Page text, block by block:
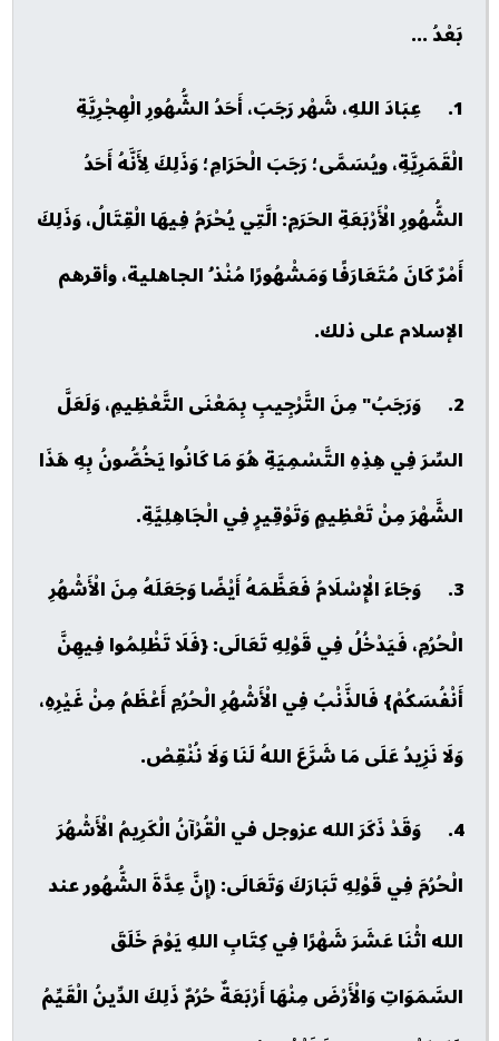
بَعْدُ ...
1. عِبَادَ اللهِ، شَهْر رَجَبَ، أَحَدُ الشُّهُورِ الْهِجْرِيَّةِ
الْقَمَرِيَّةِ، ويُسَمَّى؛ رَجَبَ الْحَرَامِ؛ وَذَلِكَ لِأَنَّهُ أَحَدُ
الشُّهُورِ الْأَرْبَعَةِ الحَرَمِ: الَّتِي يُحْرَمُ فِيهَا الْقِتَالُ، وَذَلِكَ
أَمْرٌ كَانَ مُتَعَارَفًا وَمَشْهُورًا مُنْذ ُ الجاهلية، وأقرهم
الإسلام على ذلك.
2. وَرَجَبُ" مِنَ التَّرْجِيبِ بِمَعْنَى التَّعْظِيمِ، وَلَعَلَّ
السِّرَ فِي هِذِهِ التَّسْمِيَةِ هُوَ مَا كَانُوا يَخُصُّونُ بِهِ هَذَا
الشَّهْرَ مِنْ تَعْظِيمٍ وَتَوْقِيرٍ فِي الْجَاهِلِيَّةِ.
3. وَجَاءَ الْإِسْلَامُ فَعَظَّمَهُ أَيْضًا وَجَعَلَهُ مِنَ الْأَشْهُرِ
الْحُرُمِ، فَيَدْخُلُ فِي قَوْلِهِ تَعَالَى: {فَلَا تَظْلِمُوا فِيهِنَّ
أَنْفُسَكُمْ} فَالذَّنْبُ فِي الْأَشْهُرِ الْحُرُمِ أَعْظَمُ مِنْ غَيْرِهِ،
وَلَا نَزِيدُ عَلَى مَا شَرَّعَ اللهُ لَنَا وَلَا نُنْقِصْ.
4. وَقَدْ ذَكَرَ الله عزوجل في الْقُرْآنُ الْكَرِيمُ الْأَشْهُرَ
الْحُرُمَ فِي قَوْلِهِ تَبَارَكَ وَتَعَالَى: (إِنَّ عِدَّةَ الشُّهُور عند
الله اثْنَا عَشَرَ شَهْرًا فِي كِتَابِ اللهِ يَوْمَ خَلَقَ
السَّمَوَاتِ وَالْأَرْضَ مِنْهَا أَرْبَعَةٌ حُرُمٌ ذَلِكَ الدِّينُ الْقَيِّمُ